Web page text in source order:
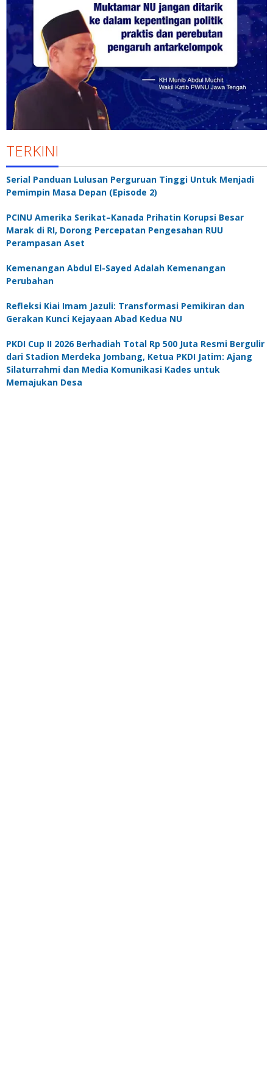
TERKINI
Serial Panduan Lulusan Perguruan Tinggi Untuk Menjadi
Pemimpin Masa Depan (Episode 2)
PCINU Amerika Serikat–Kanada Prihatin Korupsi Besar
Marak di RI, Dorong Percepatan Pengesahan RUU
Perampasan Aset
Kemenangan Abdul El-Sayed Adalah Kemenangan
Perubahan
Refleksi Kiai Imam Jazuli: Transformasi Pemikiran dan
Gerakan Kunci Kejayaan Abad Kedua NU
PKDI Cup II 2026 Berhadiah Total Rp 500 Juta Resmi Bergulir
dari Stadion Merdeka Jombang, Ketua PKDI Jatim: Ajang
Silaturrahmi dan Media Komunikasi Kades untuk
Memajukan Desa